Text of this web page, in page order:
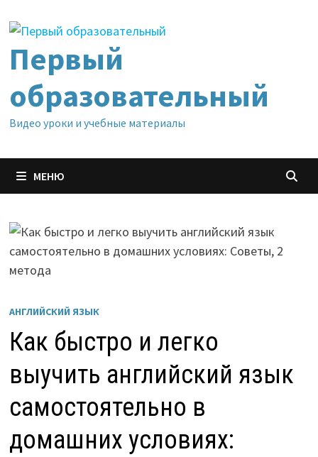
содержимому
Первый
образовательный
Видео уроки и учебные материалы
МЕНЮ
АНГЛИЙСКИЙ ЯЗЫК
Как быстро и легко
выучить английский язык
самостоятельно в
домашних условиях: